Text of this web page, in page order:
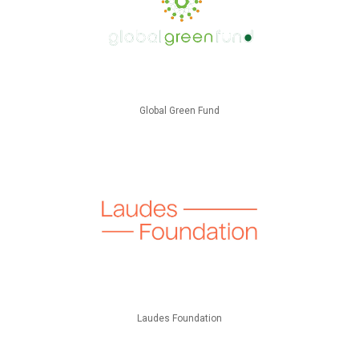
Global Green Fund
Laudes Foundation